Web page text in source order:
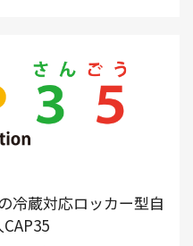
冷蔵対応ロッカー型自